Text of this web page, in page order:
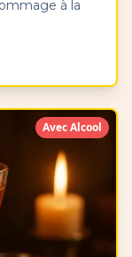
à la
Avec Alcool